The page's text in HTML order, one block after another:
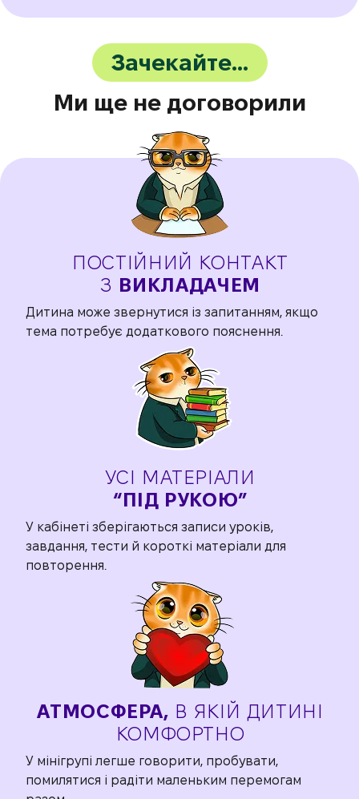
Зачекайте…
Ми ще не договорили
ПОСТІЙНИЙ КОНТАКТ
З ВИКЛАДАЧЕМ
Дитина може звернутися із запитанням, якщо
тема потребує додаткового пояснення.
УСІ МАТЕРІАЛИ
“ПІД РУКОЮ”
У кабінеті зберігаються записи уроків,
завдання, тести й короткі матеріали для
повторення.
АТМОСФЕРА, В ЯКІЙ ДИТИНІ
КОМФОРТНО
У мінігрупі легше говорити, пробувати,
помилятися і радіти маленьким перемогам